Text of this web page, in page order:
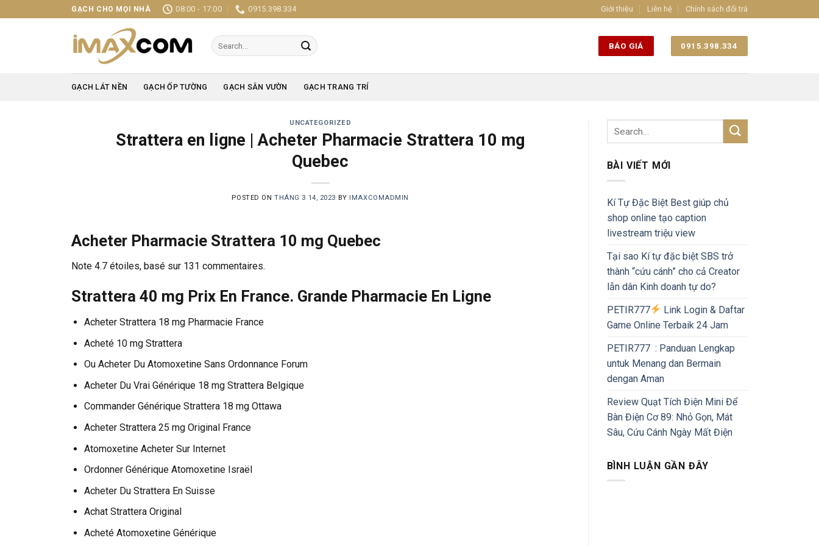
to
GẠCH CHO MỌI NHÀ 08:00 - 17:00 0915.398.334 Giới thiệu Liên hệ Chính sách đổi trả
Search
for:
BÁO GIÁ 0915.398.334
GẠCH LÁT NỀN GẠCH ỐP TƯỜNG GẠCH SÂN VƯỜN GẠCH TRANG TRÍ
UNCATEGORIZED
Strattera en ligne | Acheter Pharmacie Strattera 10 mg
Quebec
POSTED ONTHÁNG 3 14, 2023 BY IMAXCOMADMIN
Acheter Pharmacie Strattera 10 mg Quebec
Note 4.7 étoiles, basé sur 131 commentaires.
Strattera 40 mg Prix En France. Grande Pharmacie En Ligne
Acheter Strattera 18 mg Pharmacie France
Acheté 10 mg Strattera
Ou Acheter Du Atomoxetine Sans Ordonnance Forum
Acheter Du Vrai Générique 18 mg Strattera Belgique
Commander Générique Strattera 18 mg Ottawa
Acheter Strattera 25 mg Original France
Atomoxetine Acheter Sur Internet
Ordonner Générique Atomoxetine Israël
Acheter Du Strattera En Suisse
Achat Strattera Original
Acheté Atomoxetine Générique
BÀI VIẾT MỚI
Kí Tự Đặc Biệt Best giúp chủ
shop online tạo caption
livestream triệu view
Tại sao Kí tự đặc biệt SBS trở
thành “cứu cánh” cho cả Creator
lẫn dân Kinh doanh tự do?
PETIR777
Link Login & Daftar
Game Online Terbaik 24 Jam
PETIR777 : Panduan Lengkap
untuk Menang dan Bermain
dengan Aman
Review Quạt Tích Điện Mini Để
Bàn Điện Cơ 89: Nhỏ Gọn, Mát
Sâu, Cứu Cánh Ngày Mất Điện
BÌNH LUẬN GẦN ĐÂY